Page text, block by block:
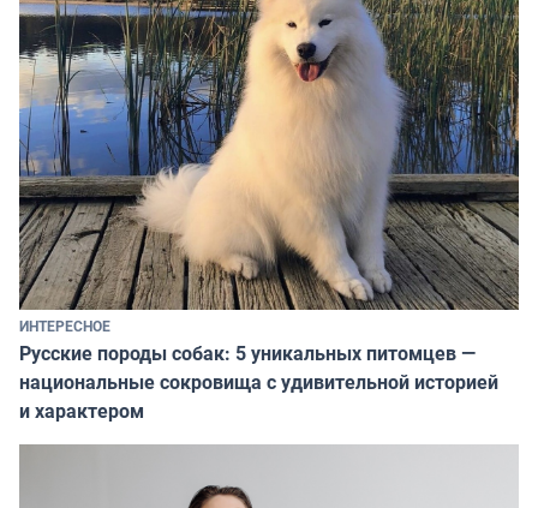
ИНТЕРЕСНОЕ
Русские породы собак: 5 уникальных питомцев —
национальные сокровища с удивительной историей
и характером